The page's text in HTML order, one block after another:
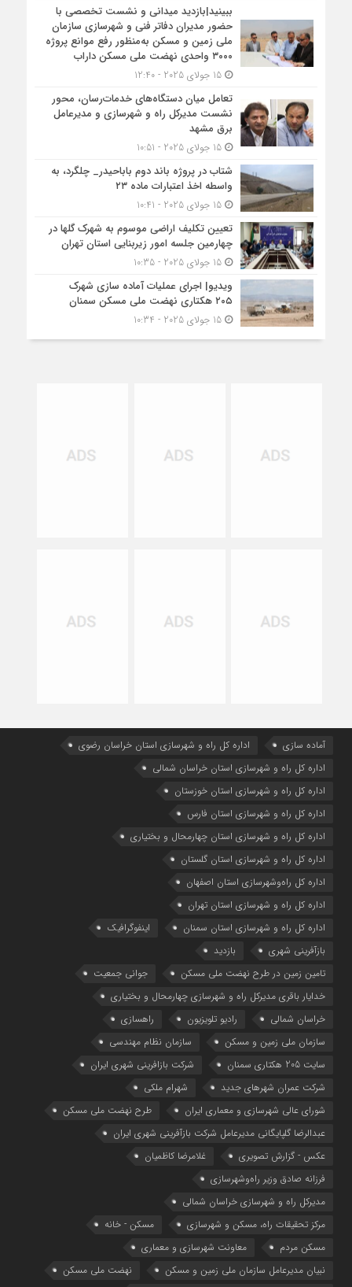
ببینید|بازدید میدانی و نشست تخصصی با
حضور مدیران دفاتر فنی و شهرسازی سازمان
ملی زمین و مسکن به‌منظور رفع موانع پروژه
۳۰۰۰ واحدی نهضت ملی مسکن داراب
15 جولای 2025 - 12:40
تعامل میان دستگاه‌های خدمات‌رسان، محور
نشست مدیرکل راه و شهرسازی و مدیرعامل
برق مشهد
15 جولای 2025 - 10:51
شتاب در پروژه باند دوم باباحیدر_ چلگرد، به
واسطه اخذ اعتبارات ماده ۲۳
15 جولای 2025 - 10:41
تعیین تکلیف اراضی موسوم به شهرک گلها در
چهارمین جلسه امور زیربنایی استان تهران
15 جولای 2025 - 10:35
ویدیو| اجرای عملیات آماده سازی شهرک
۲۰۵ هکتاری نهضت ملی مسکن سمنان
15 جولای 2025 - 10:34
آماده سازی
اداره كل راه و شهرسازي استان خراسان رضوي
اداره كل راه و شهرسازي استان خراسان شمالي
اداره كل راه و شهرسازي استان خوزستان
اداره كل راه و شهرسازي استان فارس
اداره كل راه و شهرسازي استان چهارمحال و بختياري
اداره كل راه و شهرسازي استان گلستان
اداره كل راه‌و‌شهرسازي استان اصفهان
اداره کل راه و شهرسازی استان تهران
اداره کل راه و شهرسازی استان سمنان
اینفوگرافیک
بازآفرینی شهری
بازدید
تامین زمین در طرح نهضت ملی مسکن
جوانی جمعیت
خدایار باقری مدیرکل راه و شهرسازی چهارمحال و بختیاری
خراسان شمالی
رادیو تلویزیون
راهسازی
سازمان ملی زمین و مسکن
سازمان نظام مهندسی
سایت 205 هکتاری سمنان
شرکت بازافرینی شهری ایران
شرکت عمران شهرهای جدید
شهرام ملکی
شوراي عالي شهرسازی و معماري ايران
طرح نهضت ملی مسکن
عبدالرضا گلپایگانی مدیرعامل شرکت بازآفرینی شهری ایران
عکس - گزارش تصویری
غلامرضا کاظمیان
فرزانه صادق وزیر راه‌وشهرسازی
مدیرکل راه و شهرسازی خراسان شمالی
مرکز تحقیقات راه، مسکن و شهرسازی
مسکن - خانه
مسکن مردم
معاونت شهرسازي و معماري
نبیان مدیرعامل سازمان ملی زمین و مسکن
نهضت ملی مسکن